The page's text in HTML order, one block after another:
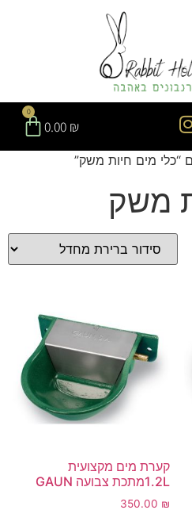
0.00 ₪
0
“כלי מים חיות משק”
משק
קערת מים מקצועית
1.2Lמתכת צבועה GAUN
350.00 ₪